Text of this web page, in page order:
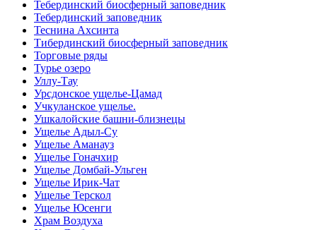
Тебердинский биосферный заповедник
Тебердинский заповедник
Теснина Ахсинта
Тибердинский биосферный заповедник
Торговые ряды
Турье озеро
Уллу-Тау
Урсдонское ущелье-Цамад
Учкуланское ущелье.
Ушкалойские башни-близнецы
Ущелье Адыл-Су
Ущелье Аманауз
Ущелье Гоначхир
Ущелье Домбай-Ульген
Ущелье Ирик-Чат
Ущелье Терскол
Ущелье Юсенги
Храм Воздуха